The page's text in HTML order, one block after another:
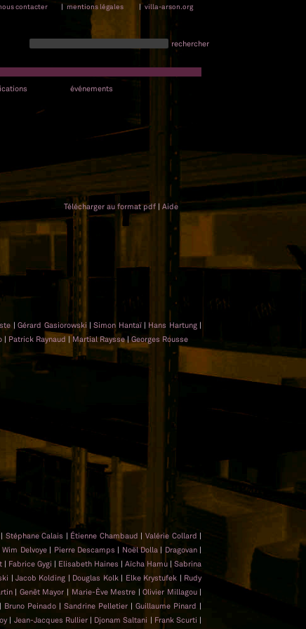
contacter | mentions légales | villa-arson.org
rechercher
événements
Télécharger au format pdf | Aide
|Gérard Gasiorowski |Simon Hantaï | Hans Hartung |
| Patrick Raynaud | Martial Raysse|Georges Rousse
| Stéphane Calais | Étienne Chambaud |Valérie Collard |
Wim Delvoye | Pierre Descamps | Noël Dolla | Dragovan |
| Fabrice Gygi | Elisabeth Haines |Aïcha Hamu |Sabrina
| Jacob Kolding | Douglas Kolk | Elke Krystufek | Rudy
| Genêt Mayor | Marie-Ève Mestre |Olivier Millagou |
| Bruno Peinado | Sandrine Pelletier |Guillaume Pinard |
| Jean-Jacques Rullier | Djonam Saltani | Frank Scurti |